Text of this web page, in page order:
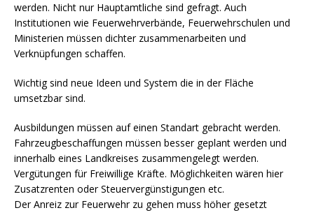
werden. Nicht nur Hauptamtliche sind gefragt. Auch
Institutionen wie Feuerwehrverbände, Feuerwehrschulen und
Ministerien müssen dichter zusammenarbeiten und
Verknüpfungen schaffen.
Wichtig sind neue Ideen und System die in der Fläche
umsetzbar sind.
Ausbildungen müssen auf einen Standart gebracht werden.
Fahrzeugbeschaffungen müssen besser geplant werden und
innerhalb eines Landkreises zusammengelegt werden.
Vergütungen für Freiwillige Kräfte. Möglichkeiten wären hier
Zusatzrenten oder Steuervergünstigungen etc.
Der Anreiz zur Feuerwehr zu gehen muss höher gesetzt